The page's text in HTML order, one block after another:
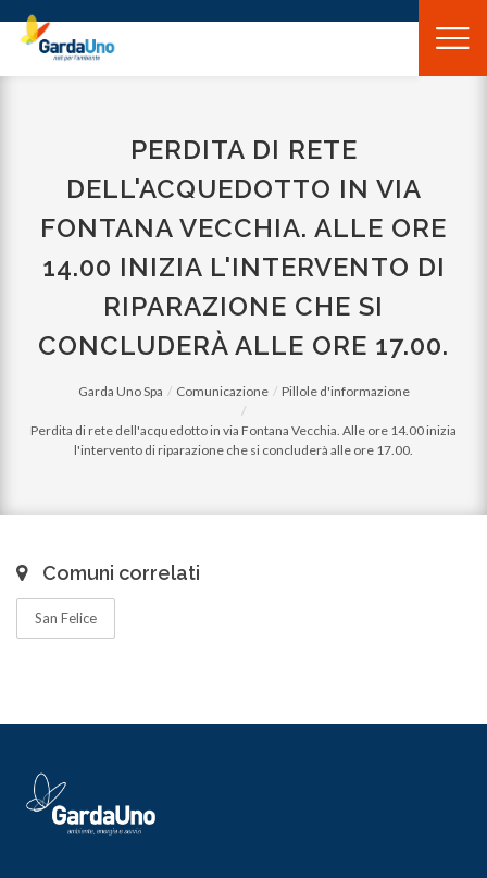
Gardauno
Spa
PERDITA DI RETE
DELL'ACQUEDOTTO IN VIA
FONTANA VECCHIA. ALLE ORE
14.00 INIZIA L'INTERVENTO DI
RIPARAZIONE CHE SI
CONCLUDERÀ ALLE ORE 17.00.
Garda Uno Spa Comunicazione Pillole d'informazione
Perdita di rete dell'acquedotto in via Fontana Vecchia. Alle ore 14.00 inizia
l'intervento di riparazione che si concluderà alle ore 17.00.
Comuni correlati
San Felice